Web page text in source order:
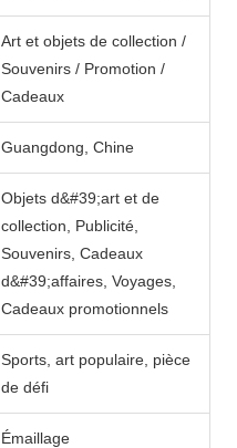
Art et objets de collection /
Souvenirs / Promotion /
Cadeaux
Guangdong, Chine
Objets d&#39;art et de
collection, Publicité,
Souvenirs, Cadeaux
d&#39;affaires, Voyages,
Cadeaux promotionnels
Sports, art populaire, pièce
de défi
Émaillage